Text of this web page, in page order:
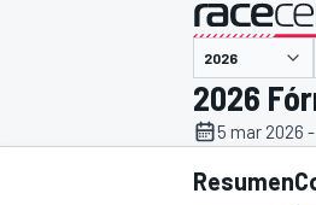
INDYCAR
2026
5 mar 2026
Resumen